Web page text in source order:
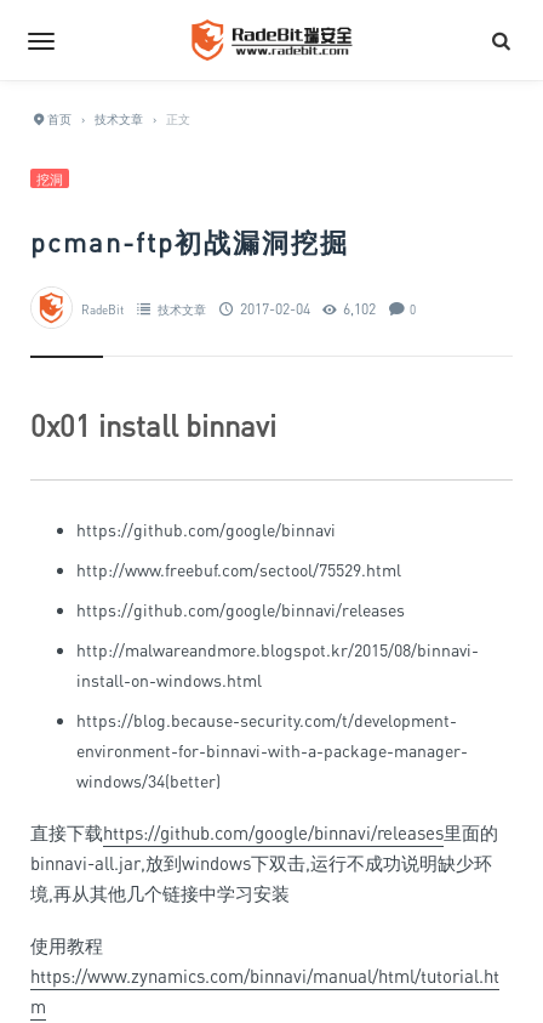
首页 › 技术文章 › 正文
挖洞
pcman-ftp初战漏洞挖掘
RadeBit 技术文章 2017-02-04 6,102 0
0x01 install binnavi
https://github.com/google/binnavi
http://www.freebuf.com/sectool/75529.html
https://github.com/google/binnavi/releases
http://malwareandmore.blogspot.kr/2015/08/binnavi-
install-on-windows.html
https://blog.because-security.com/t/development-
environment-for-binnavi-with-a-package-manager-
windows/34(better)
直接下载https://github.com/google/binnavi/releases里面的
binnavi-all.jar,放到windows下双击,运行不成功说明缺少环
境,再从其他几个链接中学习安装
使用教程
https://www.zynamics.com/binnavi/manual/html/tutorial.ht
m